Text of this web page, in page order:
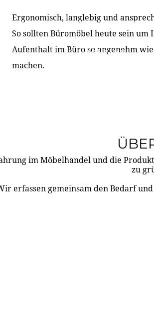
PRODUKTE ÜBER UNS
KONTAKT
Ergonomisch, langlebig und
So sollten Büromöbel heute sein um
Aufenthalt im Büro so angenehm
machen.
im Möbelhandel und die
zu
erfassen gemeinsam den Bedarf